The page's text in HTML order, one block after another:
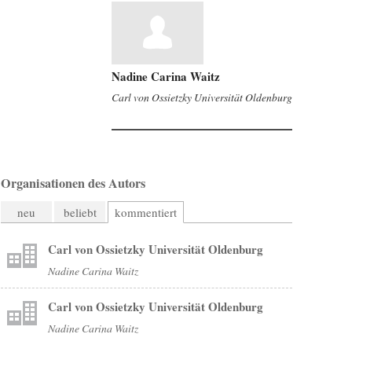
Nadine Carina Waitz
Carl von Ossietzky Universität Oldenburg
Organisationen des Autors
neu beliebt kommentiert
Carl von Ossietzky Universität Oldenburg
Nadine Carina Waitz
Carl von Ossietzky Universität Oldenburg
Nadine Carina Waitz